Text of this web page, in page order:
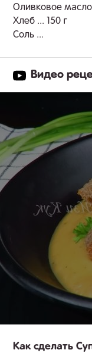
Оливковое масло
Хлеб ... 150 г
Соль ...
Видео
Как сделать